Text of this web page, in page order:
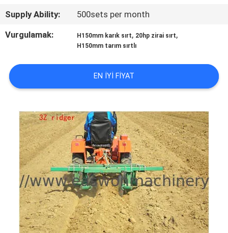
BIZIMLE
ILETIŞIME
HABERLER
BIR
TEKLIF
ISTEĞI
SITE
HARITASI
Supply Ability:
500sets per month
Vurgulamak:
H150mm karık sırt, 20hp zirai sırt,
H150mm tarım sırtlı
EN IYI FIYAT